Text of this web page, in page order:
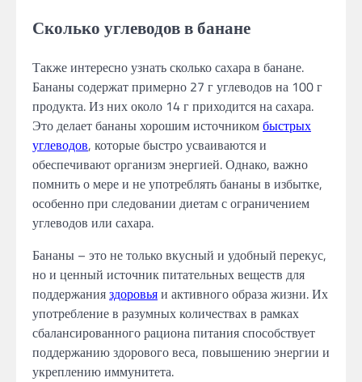
Сколько углеводов в банане
Также интересно узнать сколько сахара в банане.
Бананы содержат примерно 27 г углеводов на 100 г
продукта. Из них около 14 г приходится на сахара.
Это делает бананы хорошим источникомбыстрых
углеводов, которые быстро усваиваются и
обеспечивают организм энергией. Однако, важно
помнить о мере и не употреблять бананы в избытке,
особенно при следовании диетам с ограничением
углеводов или сахара.
Бананы – это не только вкусный и удобный перекус,
но и ценный источник питательных веществ для
поддержанияздоровьяи активного образа жизни. Их
употребление в разумных количествах в рамках
сбалансированного рациона питания способствует
поддержанию здорового веса, повышению энергии и
укреплению иммунитета.